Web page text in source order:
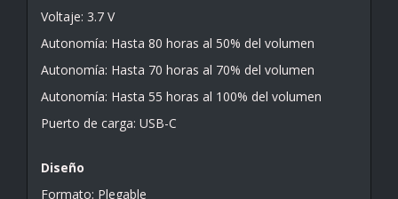
Voltaje: 3.7 V
Autonomía: Hasta 80 horas al 50% del volumen
Autonomía: Hasta 70 horas al 70% del volumen
Autonomía: Hasta 55 horas al 100% del volumen
Puerto de carga: USB-C
Diseño
Formato: Plegable